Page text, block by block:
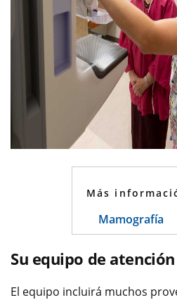
Más
Mamografía
Su equipo de
El equipo incluirá muchos